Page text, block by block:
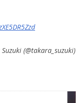
(@takara_suzuki)